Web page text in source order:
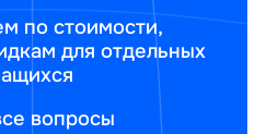
по стоимости,
для отдельных
вопросы